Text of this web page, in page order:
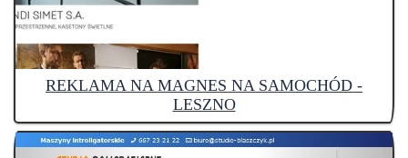
REKLAMA NA MAGNES NA SAMOCHÓD -
LESZNO